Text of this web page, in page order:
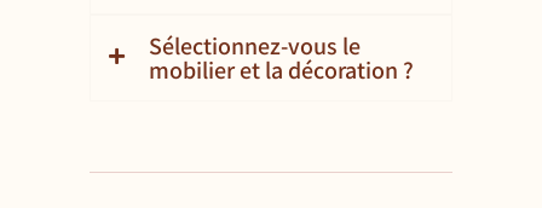
Sélectionnez-vous le
mobilier et la décoration ?